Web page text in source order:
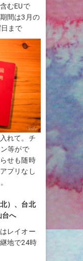
むEUで
間は3月の
まで
れて。チ
等がで
せも随時
プリなし
）、台北
台へ
レイオー
地で24時